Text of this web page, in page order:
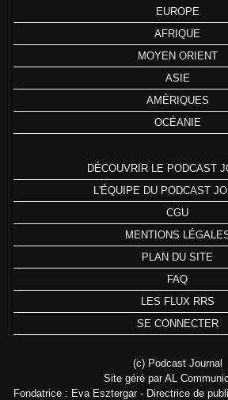
EUROPE
AFRIQUE
MOYEN ORIENT
ASIE
AMÉRIQUES
OCÉANIE
DÉCOUVRIR LE PODCAST
L'ÉQUIPE DU PODCAST
CGU
MENTIONS
PLAN DU SITE
FAQ
LES FLUX RRS
SE CONNECTER
(c) Podcast Journal
Site géré par AL
Fondatrice : Eva Esztergar - Directrice de